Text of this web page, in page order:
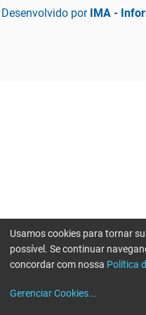
Desenvolvido por IMA -
Usamos cookies para tornar
possível. Se continuar
concordar com nossa Política
Gerenciar Cookies...
Erro ao enviar informações,